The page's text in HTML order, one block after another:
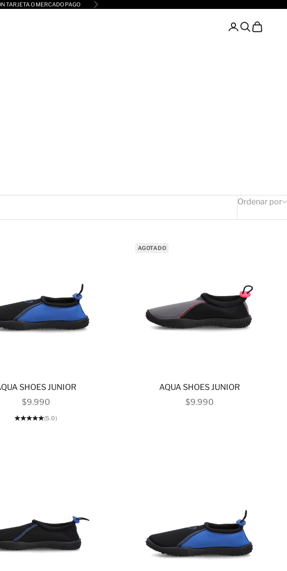
TARJETA O MERCADO PAGO Siguiente
Buscar
Carro
Ordenar por
SHOES JUNIOR
PRECIO DE OFERTA
$9.990
(5.0)
AGOTADO
AQUA SHOES JUNIOR
PRECIO DE OFERTA
$9.990